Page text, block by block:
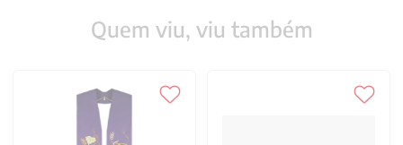
Quem viu, viu também